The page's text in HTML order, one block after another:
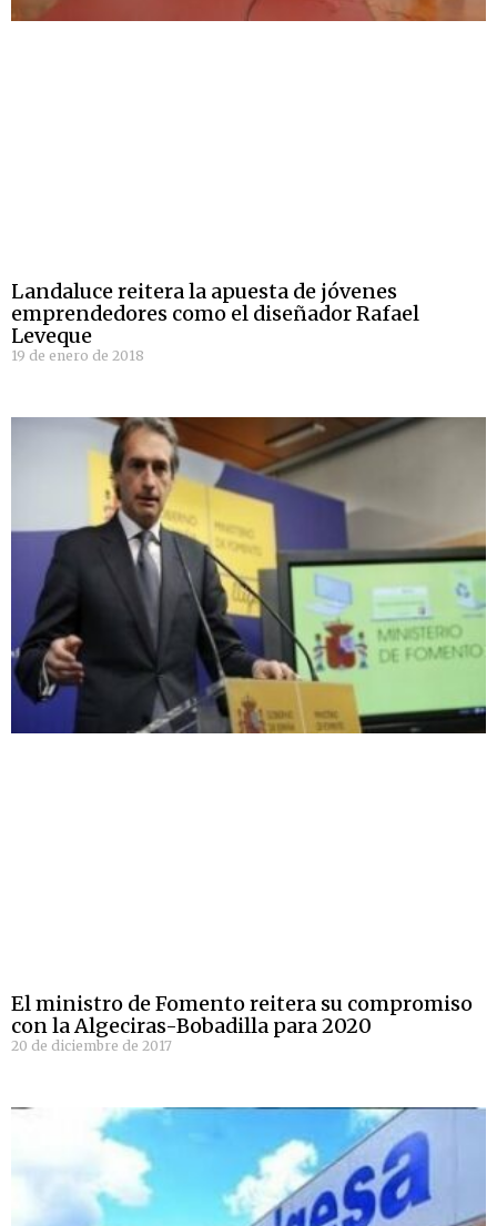
Landaluce reitera la apuesta de jóvenes
emprendedores como el diseñador Rafael
Leveque
19 de enero de 2018
El ministro de Fomento reitera su compromiso
con la Algeciras-Bobadilla para 2020
20 de diciembre de 2017